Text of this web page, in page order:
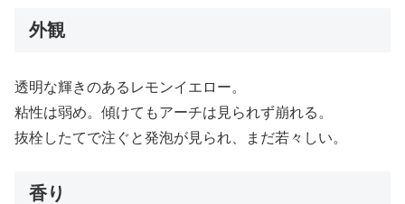
外観
透明な輝きのあるレモンイエロー。
粘性は弱め。傾けてもアーチは見られず崩れる。
抜栓したてで注ぐと発泡が見られ、まだ若々しい。
香り